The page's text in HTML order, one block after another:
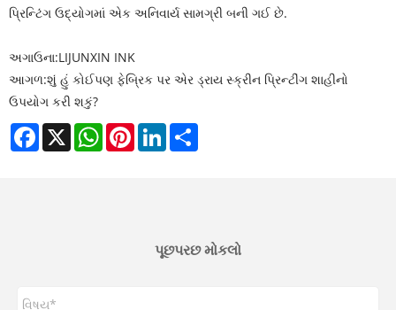
પ્રિન્ટિંગ ઉદ્યોગમાં એક અનિવાર્ય સામગ્રી બની ગઈ છે.
અગાઉના:LIJUNXIN INK
આગળ:શું હું કોઈપણ ફેબ્રિક પર એર ડ્રાય સ્ક્રીન પ્રિન્ટીંગ શાહીનો
ઉપયોગ કરી શકું?
Facebook
X WhatsAppPinterestLinkedIn
પૂછપરછ મોકલો